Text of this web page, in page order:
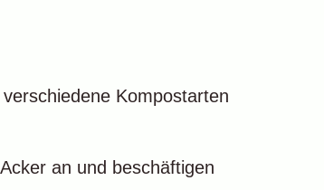
Kompostarten
an und beschäftigen